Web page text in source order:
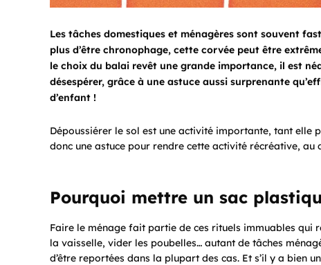
Les tâches domestiques et ménagères sont souvent
plus d’être chronophage, cette corvée peut être
le choix du balai revêt une grande importance, il est
désespérer, grâce à une astuce aussi surprenante
d’enfant !
Dépoussiérer le sol est une activité importante, tant elle
donc une astuce pour rendre cette activité récréative, au
Pourquoi mettre un sac
Faire le ménage fait partie de ces rituels immuables qui
la vaisselle, vider les poubelles… autant de tâches
d’être reportées dans la plupart des cas. Et s’il y a bien